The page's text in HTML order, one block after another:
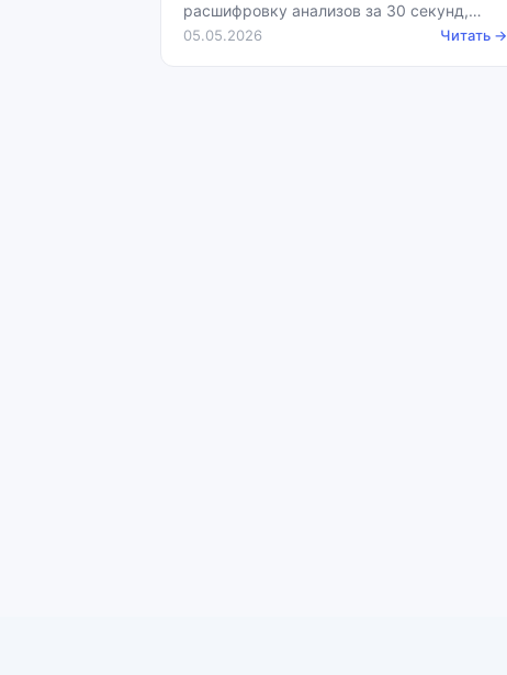
расшифровку анализов за 30 секунд,
бесплатно, с примерами норм.
05.05.2026 Читать →